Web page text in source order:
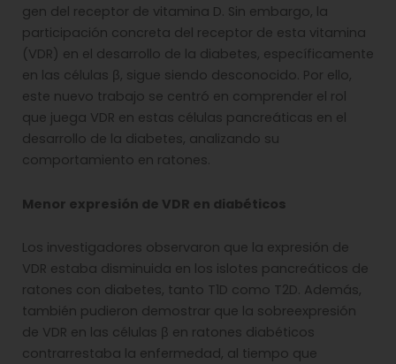
gen del receptor de vitamina D. Sin embargo, la
participación concreta del receptor de esta vitamina
(VDR) en el desarrollo de la diabetes, específicamente
en las células β, sigue siendo desconocido. Por ello,
este nuevo trabajo se centró en comprender el rol
que juega VDR en estas células pancreáticas en el
desarrollo de la diabetes, analizando su
comportamiento en ratones.
Menor expresión de VDR en diabéticos
Los investigadores observaron que la expresión de
VDR estaba disminuida en los islotes pancreáticos de
ratones con diabetes, tanto T1D como T2D. Además,
también pudieron demostrar que la sobreexpresión
de VDR en las células β en ratones diabéticos
contrarrestaba la enfermedad, al tiempo que